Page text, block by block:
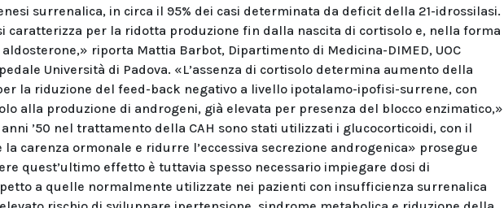
surrenalica, in circa il 95% dei casi determinata da deficit della 21-idrossilasi.
caratterizza per la ridotta produzione fin dalla nascita di cortisolo e, nella forma
riporta Mattia Barbot, Dipartimento di Medicina-DIMED, UOC
Università di Padova. «L’assenza di cortisolo determina aumento della
per la riduzione del feed-back negativo a livello ipotalamo-ipofisi-surrene, con
alla produzione di androgeni, già elevata per presenza del blocco enzimatico,»
’50 nel trattamento della CAH sono stati utilizzati i glucocorticoidi, con il
carenza ormonale e ridurre l’eccessiva secrezione androgenica» prosegue
quest’ultimo effetto è tuttavia spesso necessario impiegare dosi di
a quelle normalmente utilizzate nei pazienti con insufficienza surrenalica